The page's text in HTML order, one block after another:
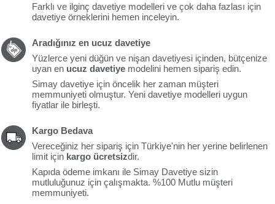
Farklı ve ilginç davetiye modelleri ve çok daha fazlası için
davetiye örneklerini hemen inceleyin.
Aradığınız en ucuz davetiye
Yüzlerce yeni düğün ve nişan davetiyesi içinden, bütçenize
uyan en ucuz davetiye modelini hemen sipariş edin.
Simay davetiye için öncelik her zaman müşteri
memmuniyeti olmuştur. Yeni davetiye modelleri uygun
fiyatlar ile birleşti.
Kargo Bedava
Vereceğiniz her sipariş için Türkiye'nin her yerine belirlenen
limit için kargo ücretsizdir.
Kapıda ödeme imkanı ile Simay Davetiye sizin
mutluluğunuz için çalışmakta. %100 Mutlu müşteri
memmuniyeti.